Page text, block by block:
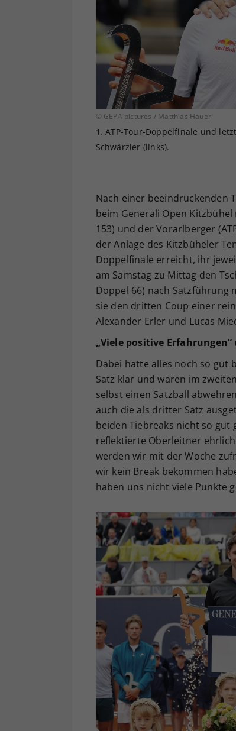
© GEPA pictures / Matthias Hauer
1. ATP-Tour-Doppelfinale und
Schwärzler (links).
Nach einer beeindruckenden
beim Generali Open
153) und der Vorarlberger
der Anlage des Kitzbüheler
Doppelfinale erreicht, ihr
am Samstag zu Mittag den
Doppel 66) nach Satzführung
sie den dritten Coup einer
Alexander Erler und Lucas
„Viele positive
Dabei hatte alles noch so gut
Satz klar und waren im
selbst einen Satzball
auch die als dritter Satz
beiden Tiebreaks nicht so gut
reflektierte Oberleitner
werden wir mit der Woche
wir kein Break bekommen
haben uns nicht viele Punkte